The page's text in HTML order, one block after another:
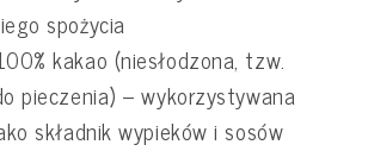
spożycia
kakao (niesłodzona, tzw.
pieczenia) – wykorzystywana
składnik wypieków i sosów